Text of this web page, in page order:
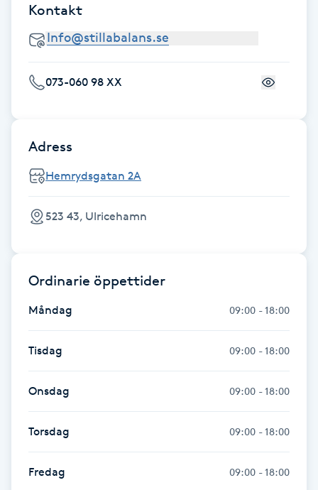
Gellack
Gellack med förstärkning
Gravidmassage
Gravidyoga
H
Hatha Yoga
Headspa
Healing
Kontakt
073-060 98 XX
Adress
Hemrydsgatan 2A
523 43, Ulricehamn
Ordinarie öppettider
Måndag 09:00 - 18:00
Tisdag 09:00 - 18:00
Onsdag 09:00 - 18:00
Torsdag 09:00 - 18:00
Fredag 09:00 - 18:00